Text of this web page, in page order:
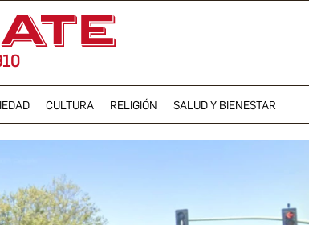
CULTURA RELIGIÓN SALUD Y BIENESTAR